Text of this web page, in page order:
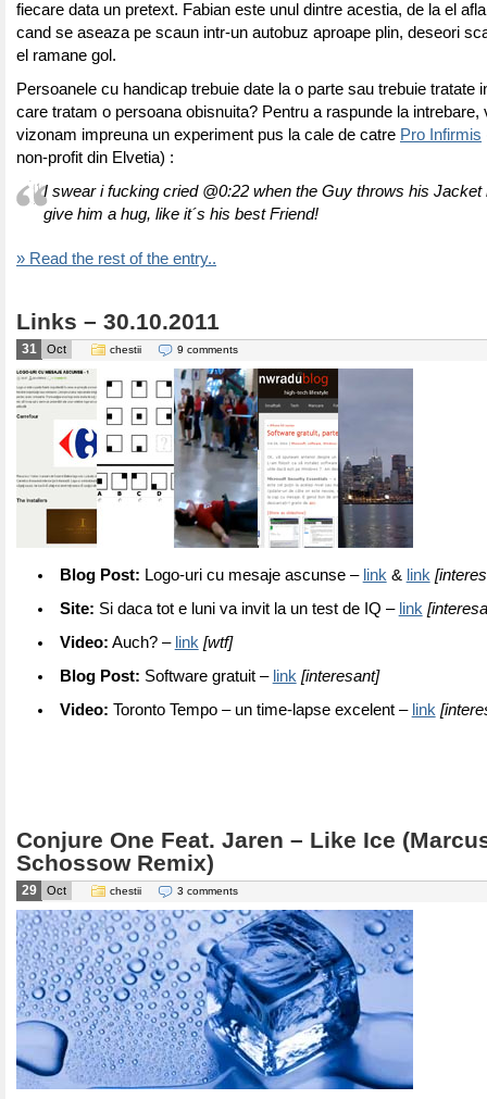
fiecare data un pretext. Fabian este unul dintre acestia, de la el
cand se aseaza pe scaun intr-un autobuz aproape plin, deseori
el ramane gol.
Persoanele cu handicap trebuie date la o parte sau trebuie tratate
care tratam o persoana obisnuita? Pentru a raspunde la intrebare,
vizonam impreuna un experiment pus la cale de catre Pro Infirmis
non-profit din Elvetia) :
I swear i fucking cried @0:22 when the Guy throws his Jacket
give him a hug, like it´s his best Friend!
» Read the rest of the entry..
Links – 30.10.2011
31 Oct chestii 9 comments
Blog Post: Logo-uri cu mesaje ascunse – link & link
Site: Si daca tot e luni va invit la un test de IQ – link
Video: Auch? – link [wtf]
Blog Post: Software gratuit – link [interesant]
Video: Toronto Tempo – un time-lapse excelent – link
Conjure One Feat. Jaren – Like Ice
Schossow Remix)
29 Oct chestii 3 comments